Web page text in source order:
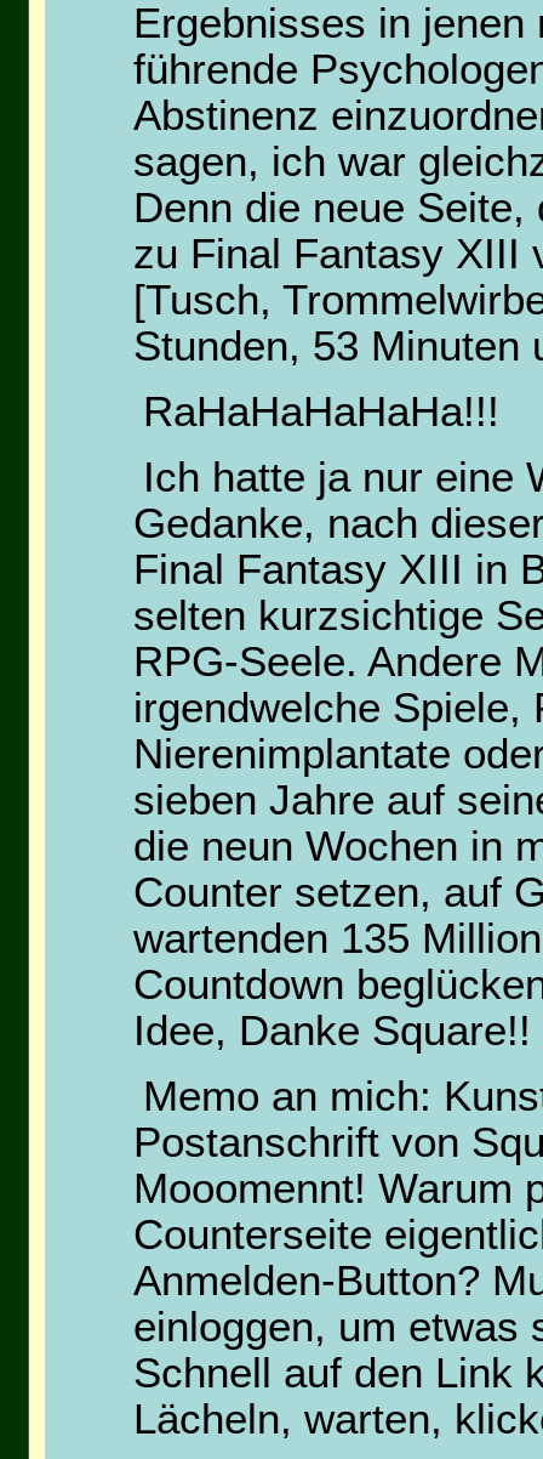
Ergebnisses in
führende
Abstinenz
sagen, ich war
Denn die neue
zu Final Fantasy XIII
[Tusch,
Stunden, 53 Minuten
RaHaHaHaHaHa!!!
Ich hatte ja nur eine
Gedanke, nach
Final Fantasy XIII in
selten kurzsichtige
RPG-Seele. Andere
irgendwelche Spiele,
Nierenimplantate
sieben Jahre auf
die neun Wochen in
Counter setzen, auf
wartenden 135
Countdown
Idee, Danke Square!!
Memo an mich:
Postanschrift von
Mooomennt! Warum
Counterseite
Anmelden-Button?
einloggen, um etwas
Schnell auf den Link
Lächeln, warten,